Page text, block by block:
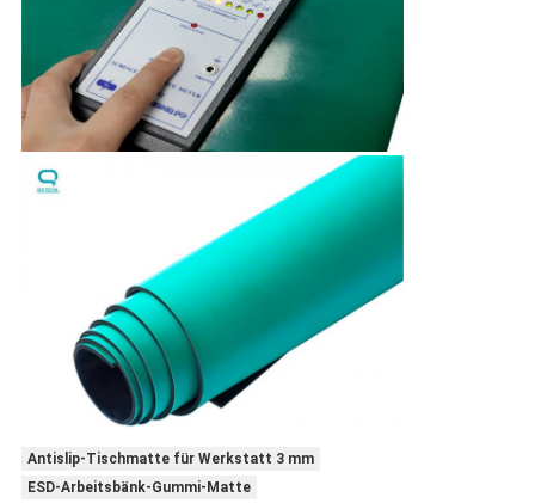
Antislip-Tischmatte für Werkstatt 3 mm
ESD-Arbeitsbänk-Gummi-Matte